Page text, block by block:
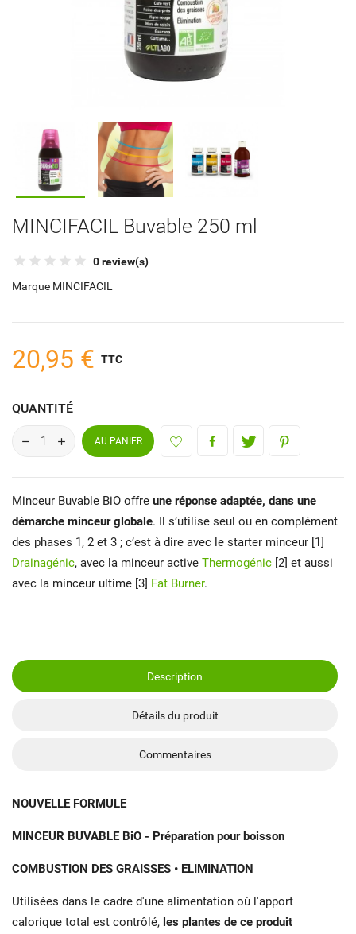
MINCIFACIL Buvable 250 ml
0 review(s)
Marque MINCIFACIL
20,95 € TTC
QUANTITÉ
AU PANIER
Minceur Buvable BiO offre une réponse adaptée, dans une
démarche minceur globale. Il s’utilise seul ou en complément
des phases 1, 2 et 3 ; c’est à dire avec le starter minceur [1]
Drainagénic, avec la minceur active Thermogénic [2] et aussi
avec la minceur ultime [3] Fat Burner.
Description
Détails du produit
Commentaires
NOUVELLE FORMULE
MINCEUR BUVABLE BiO - Préparation pour boisson
COMBUSTION DES GRAISSES • ELIMINATION
Utilisées dans le cadre d'une alimentation où l'apport
calorique total est contrôlé, les plantes de ce produit